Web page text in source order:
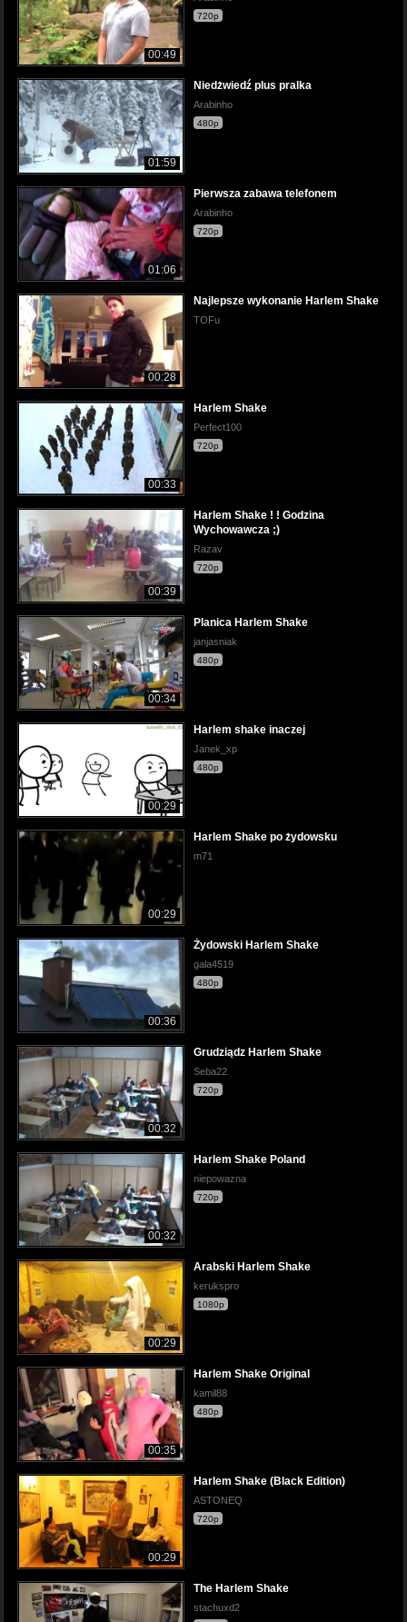
00:49
720p
01:59
Niedżwiedź plus pralka
Arabinho
480p
01:06
Pierwsza zabawa telefonem
Arabinho
720p
00:28
Najlepsze wykonanie Harlem Shake
TOFu
00:33
Harlem Shake
Perfect100
720p
00:39
Harlem Shake ! ! Godzina
Wychowawcza ;)
Razav
720p
00:34
Planica Harlem Shake
janjasniak
480p
00:29
Harlem shake inaczej
Janek_xp
480p
00:29
Harlem Shake po żydowsku
m71
00:36
Żydowski Harlem Shake
gala4519
480p
00:32
Grudziądz Harlem Shake
Seba22
720p
00:32
Harlem Shake Poland
niepowazna
720p
00:29
Arabski Harlem Shake
kerukspro
1080p
00:35
Harlem Shake Original
kamil88
480p
00:29
Harlem Shake (Black Edition)
ASTONEQ
720p
The Harlem Shake
stachuxd2